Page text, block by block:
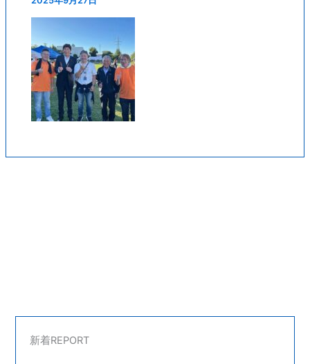
新着REPORT